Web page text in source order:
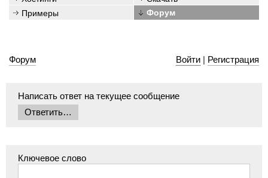
Примеры
Форум
Форум Войти| Регистрация
Написать ответ на текущее сообщение
Ключевое слово